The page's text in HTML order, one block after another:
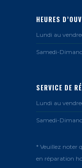
HEURES
Lundi au
Samedi-
SERVICE DE
Lundi au
Samedi-
* Veuillez noter
en réparation